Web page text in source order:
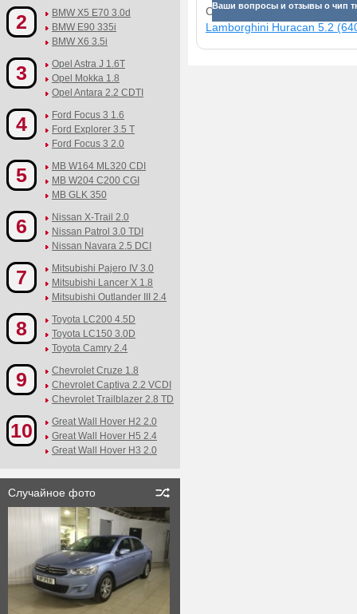
Ваши вопросы и отзывы о чип
Смотрите прибавки для
Lamborghini Huracan 5.2
2
BMW X5 E70 3.0d
BMW E90 335i
BMW X6 3.5i
3
Opel Astra J 1.6T
Opel Mokka 1.8
Opel Antara 2.2 CDTI
4
Ford Focus 3 1.6
Ford Explorer 3.5 T
Ford Focus 3 2.0
5
MB W164 ML320 CDI
MB W204 C200 CGI
MB GLK 350
6
Nissan X-Trail 2.0
Nissan Patrol 3.0 TDI
Nissan Navara 2.5 DCI
7
Mitsubishi Pajero IV 3.0
Mitsubishi Lancer X 1.8
Mitsubishi Outlander III 2.4
8
Toyota LC200 4.5D
Toyota LC150 3.0D
Toyota Camry 2.4
9
Chevrolet Cruze 1.8
Chevrolet Captiva 2.2 VCDI
Chevrolet Trailblazer 2.8 TD
10
Great Wall Hover H2 2.0
Great Wall Hover H5 2.4
Great Wall Hover H3 2.0
Случайное фото